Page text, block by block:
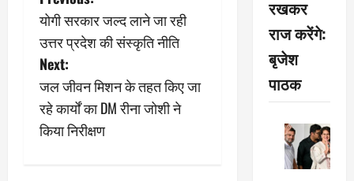
o
s
t
n
योगी सरकार जल्द लाने जा रही
उत्तर प्रदेश की संस्कृति नीति
Next:
जल जीवन मिशन के तहत किए जा
रहे कार्यों का DM रीना जोशी ने
किया निरीक्षण
रखकर
राज करेंगे:
बृजेश
पाठक